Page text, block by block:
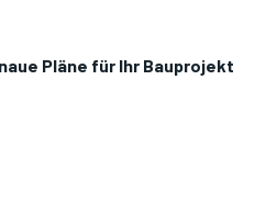
Pläne für Ihr Bauprojekt